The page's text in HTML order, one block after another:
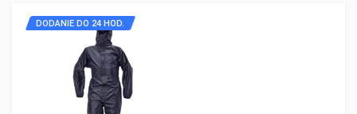
DODANIE DO 24 HOD.